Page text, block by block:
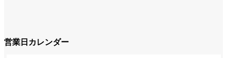
営業日カレンダー